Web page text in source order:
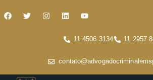
11 4506 3134 11 2957